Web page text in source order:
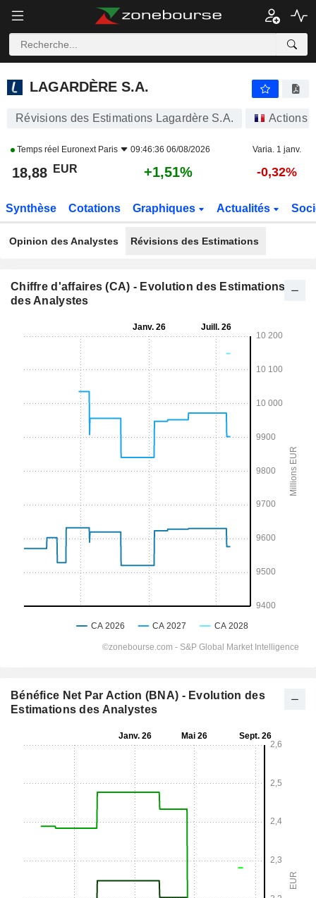
LAGARDÈRE S.A.
LAGARDÈRE S.A.
Révisions des Estimations Lagardère S.A. Actions
Temps réel Euronext Paris 09:46:36 06/08/2026 Varia. 1 janv.
18,88 EUR +1,51% -0,32%
Synthèse Cotations Graphiques Actualités
Opinion des Analystes Révisions des Estimations
Chiffre d'affaires (CA) - Evolution des Estimations
des Analystes
Bénéfice Net Par Action (BNA) - Evolution des
Estimations des Analystes